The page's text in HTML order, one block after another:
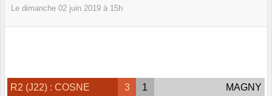
Le dimanche 02 juin 2019 à 15h
R2 (J22) : COSNE 3 1 MAGNY